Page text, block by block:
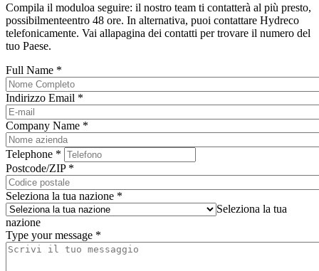
Compila il moduloa seguire: il nostro team ti contatterà al più presto,
possibilmenteentro 48 ore. In alternativa, puoi contattare Hydreco
telefonicamente. Vai allapagina dei contatti per trovare il numero del
tuo Paese.
Full Name *
Indirizzo Email *
Company Name *
Telephone *
Postcode/ZIP *
Seleziona la tua nazione *
Seleziona la tua
nazione
Type your message *